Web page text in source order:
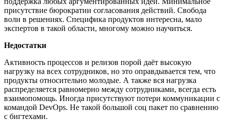
присутствие бюрократии согласования действий. Свобода
воли в решениях. Специфика продуктов интересна, мало
экспертов в такой области, многому можно научиться.
Недостатки
Активность процессов и релизов порой даёт высокую
нагрузку на всех сотрудников, но это оправдывается тем, что
продукты относительно молодые. А также вся нагрузка
распределяется равномерно между сотрудниками, всегда есть
взаимопомощь. Иногда присутствуют потери коммуникации с
командой DevOps. Не такой большой соц пакет по сравнению
с бигтехами.